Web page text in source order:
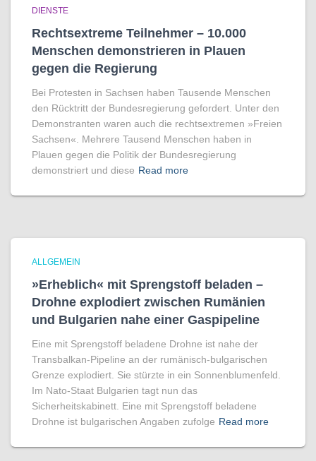
DIENSTE
Rechtsextreme Teilnehmer – 10.000
Menschen demonstrieren in Plauen
gegen die Regierung
Bei Protesten in Sachsen haben Tausende Menschen
den Rücktritt der Bundesregierung gefordert. Unter den
Demonstranten waren auch die rechtsextremen »Freien
Sachsen«. Mehrere Tausend Menschen haben in
Plauen gegen die Politik der Bundesregierung
demonstriert und diese Read more
ALLGEMEIN
»Erheblich« mit Sprengstoff beladen –
Drohne explodiert zwischen Rumänien
und Bulgarien nahe einer Gaspipeline
Eine mit Sprengstoff beladene Drohne ist nahe der
Transbalkan-Pipeline an der rumänisch-bulgarischen
Grenze explodiert. Sie stürzte in ein Sonnenblumenfeld.
Im Nato-Staat Bulgarien tagt nun das
Sicherheitskabinett. Eine mit Sprengstoff beladene
Drohne ist bulgarischen Angaben zufolge Read more